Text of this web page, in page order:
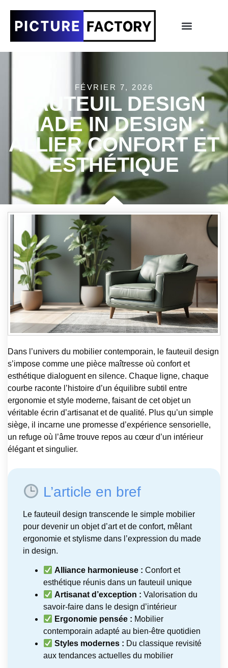
FÉVRIER 7, 2026
FAUTEUIL DESIGN
MADE IN DESIGN :
ALLIER CONFORT ET
ESTHÉTIQUE
Dans l’univers du mobilier contemporain, le fauteuil design
s’impose comme une pièce maîtresse où confort et
esthétique dialoguent en silence. Chaque ligne, chaque
courbe raconte l’histoire d’un équilibre subtil entre
ergonomie et style moderne, faisant de cet objet un
véritable écrin d’artisanat et de qualité. Plus qu’un simple
siège, il incarne une promesse d’expérience sensorielle,
un refuge où l’âme trouve repos au cœur d’un intérieur
élégant et singulier.
L’article en bref
Le fauteuil design transcende le simple mobilier
pour devenir un objet d’art et de confort, mêlant
ergonomie et stylisme dans l’expression du made
in design.
Alliance harmonieuse : Confort et
esthétique réunis dans un fauteuil unique
Artisanat d’exception : Valorisation du
savoir-faire dans le design d’intérieur
Ergonomie pensée : Mobilier
contemporain adapté au bien-être quotidien
Styles modernes : Du classique revisité
aux tendances actuelles du mobilier